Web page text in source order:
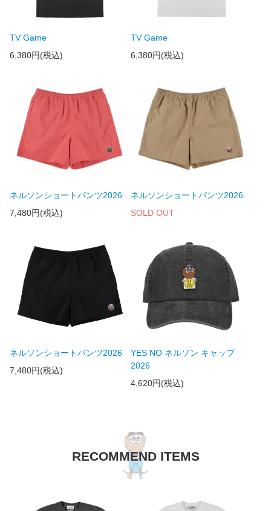
TV Game
6,380円(税込)
TV Game
6,380円(税込)
ネルソンショートパンツ2026
7,480円(税込)
ネルソンショートパンツ2026
SOLD OUT
ネルソンショートパンツ2026
7,480円(税込)
YES NO ネルソン キャップ
2026
4,620円(税込)
RECOMMEND ITEMS